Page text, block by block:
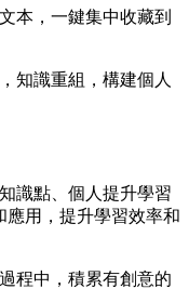
本，一鍵集中收藏到
知識重組，構建個人
識點、個人提升學習
應用，提升學習效率和
程中，積累有創意的